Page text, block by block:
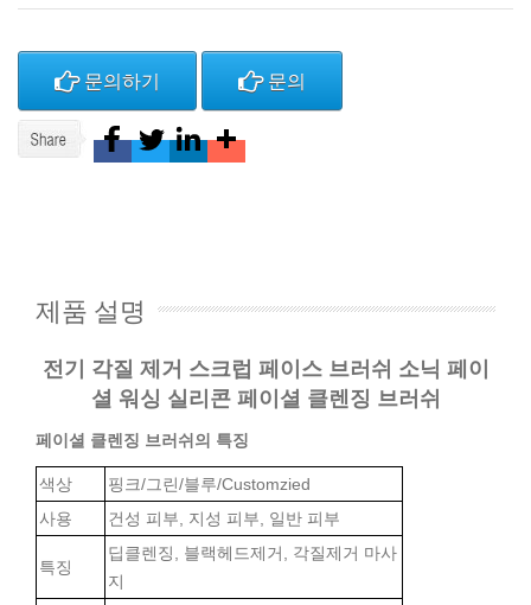
문의하기 문의
제품 설명
전기 각질 제거 스크럽 페이스 브러쉬 소닉 페이
셜 워싱 실리콘 페이셜 클렌징 브러쉬
페이셜 클렌징 브러쉬의 특징
색상
핑크/그린/블루/Customzied
사용
건성 피부, 지성 피부, 일반 피부
특징
딥클렌징, 블랙헤드제거, 각질제거 마사
지